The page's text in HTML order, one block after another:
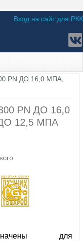
Вход на сайт для РКК
PN ДО 16,0 МПА,
PN ДО 16,0
12,5 МПА
для